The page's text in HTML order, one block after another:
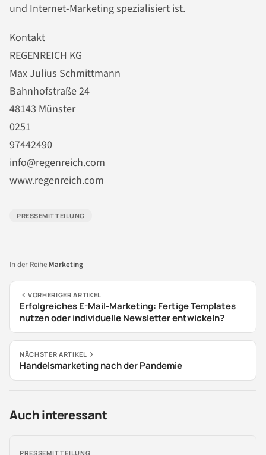
und Internet-Marketing spezialisiert ist.
Kontakt
REGENREICH KG
Max Julius Schmittmann
Bahnhofstraße 24
48143 Münster
0251
97442490
info@regenreich.com
www.regenreich.com
PRESSEMITTEILUNG
In der Reihe Marketing
VORHERIGER ARTIKEL
Erfolgreiches E-Mail-Marketing: Fertige Templates
nutzen oder individuelle Newsletter entwickeln?
NÄCHSTER ARTIKEL
Handelsmarketing nach der Pandemie
Auch interessant
PRESSEMITTEILUNG